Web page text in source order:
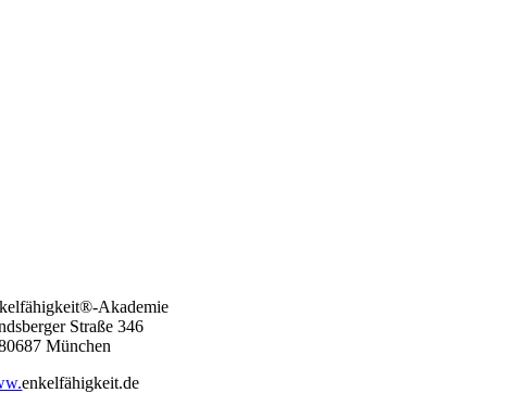
Akademie
Straße 346
München
enkelfähigkeit.de